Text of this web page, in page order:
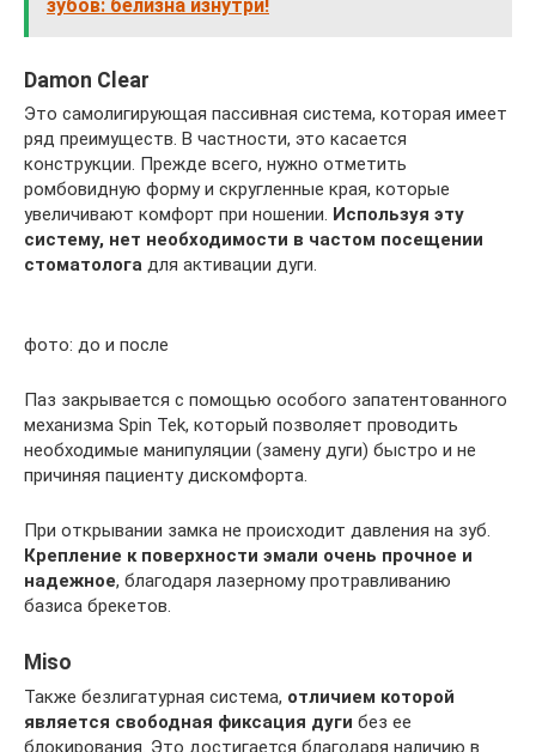
зубов: белизна изнутри!
Damon Clear
Это самолигирующая пассивная система, которая имеет
ряд преимуществ. В частности, это касается
конструкции. Прежде всего, нужно отметить
ромбовидную форму и скругленные края, которые
увеличивают комфорт при ношении. Используя эту
систему, нет необходимости в частом посещении
стоматолога для активации дуги.
фото: до и после
Паз закрывается с помощью особого запатентованного
механизма Spin Tek, который позволяет проводить
необходимые манипуляции (замену дуги) быстро и не
причиняя пациенту дискомфорта.
При открывании замка не происходит давления на зуб.
Крепление к поверхности эмали очень прочное и
надежное, благодаря лазерному протравливанию
базиса брекетов.
Мiso
Также безлигатурная система, отличием которой
является свободная фиксация дуги без ее
блокирования. Это достигается благодаря наличию в